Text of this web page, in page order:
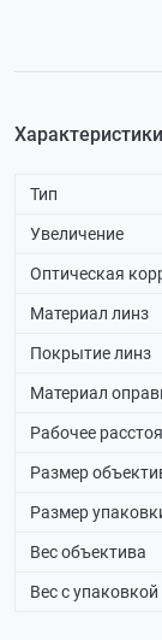
Характеристики
Тип
Увеличение
Оптическая
Материал линз
Покрытие линз
Материал
Рабочее
Размер
Размер
Вес объектива
Вес с упаковкой